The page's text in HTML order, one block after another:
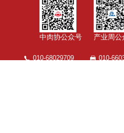
中肉协公众号 产业周公
010-68029709
010-